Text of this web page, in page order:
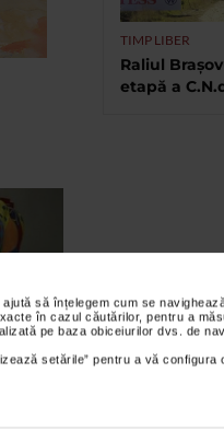
să înțelegem cum se
în cazul căutărilor, pentru a
pe baza obiceiurilor dvs. de
setările” pentru a vă configura
TIMP LIBER
Raliul
etapă a